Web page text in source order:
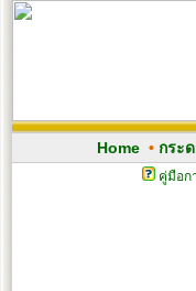
Home• กระ
คู่มือก